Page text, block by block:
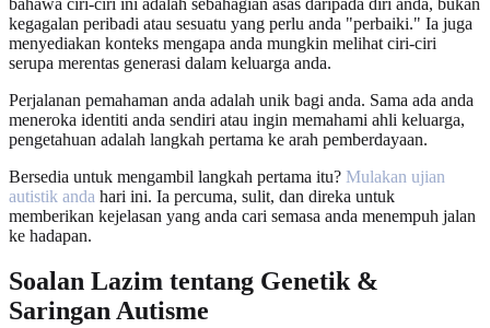
kegagalan peribadi atau sesuatu yang perlu anda "perbaiki." Ia juga
menyediakan konteks mengapa anda mungkin melihat ciri-ciri
serupa merentas generasi dalam keluarga anda.
Perjalanan pemahaman anda adalah unik bagi anda. Sama ada anda
meneroka identiti anda sendiri atau ingin memahami ahli keluarga,
pengetahuan adalah langkah pertama ke arah pemberdayaan.
Bersedia untuk mengambil langkah pertama itu? Mulakan ujian
autistik anda hari ini. Ia percuma, sulit, dan direka untuk
memberikan kejelasan yang anda cari semasa anda menempuh jalan
ke hadapan.
Soalan Lazim tentang Genetik &
Saringan Autisme